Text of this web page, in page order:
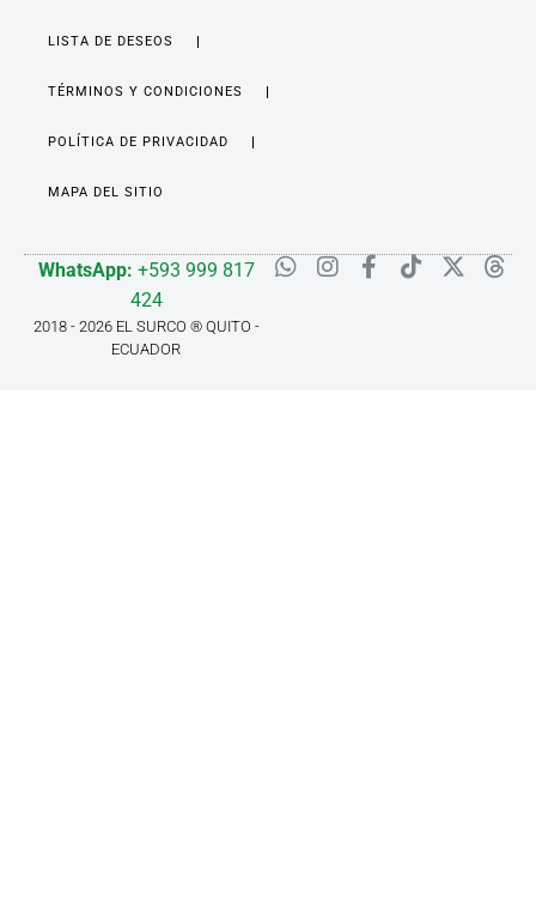
LISTA DE DESEOS
TÉRMINOS Y CONDICIONES
POLÍTICA DE PRIVACIDAD
MAPA DEL SITIO
WhatsApp: +593 999 817
424
2018 - 2026 EL SURCO ® QUITO -
ECUADOR